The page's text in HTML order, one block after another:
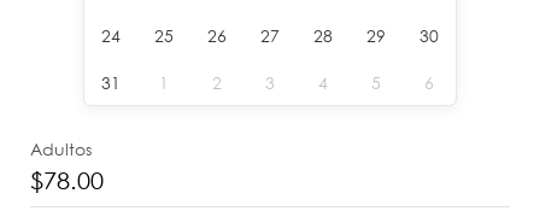
24 25 26 27 28 29 30
31 1 2 3 4 5 6
Adultos
$78.00